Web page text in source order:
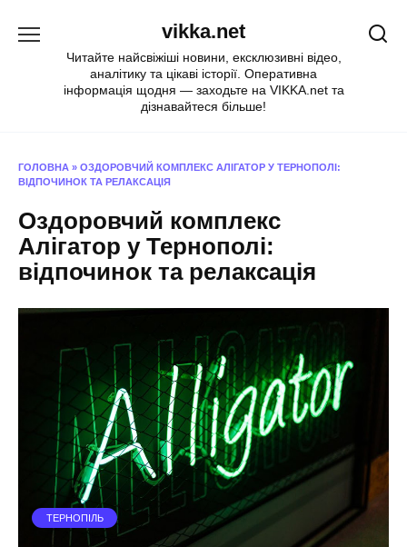
vikka.net
Читайте найсвіжіші новини, ексклюзивні відео,
аналітику та цікаві історії. Оперативна
інформація щодня — заходьте на VIKKA.net та
дізнавайтеся більше!
ГОЛОВНА » ОЗДОРОВЧИЙ КОМПЛЕКС АЛІГАТОР У ТЕРНОПОЛІ:
ВІДПОЧИНОК ТА РЕЛАКСАЦІЯ
Оздоровчий комплекс
Алігатор у Тернополі:
відпочинок та релаксація
ТЕРНОПІЛЬ